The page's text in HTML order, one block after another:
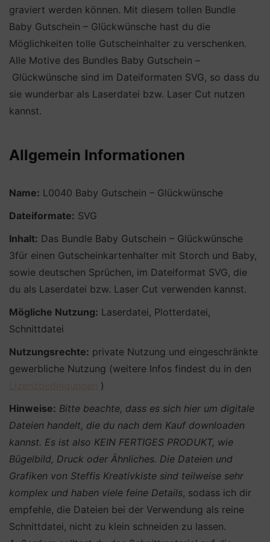
graviert werden können. Mit diesem tollen Bundle
Baby Gutschein – Glückwünsche hast du die
Möglichkeiten tolle Gutscheinhalter zu verschenken.
Alle Motive des Bundles Baby Gutschein –
Glückwünsche sind im Dateiformaten SVG, so dass du
sie wunderbar als Laserdatei bzw. Laser Cut nutzen
kannst.
Allgemein Informationen
Name: L0040 Baby Gutschein – Glückwünsche
Dateiformate: SVG
Inhalt: Das Bundle Baby Gutschein – Glückwünsche
3für einen Gutscheinkartenhalter mit Storch und Baby,
sowie deutschen Sprüchen, im Dateiformat SVG, die
du als Laserdatei bzw. Laser Cut verwenden kannst.
Mögliche Nutzung: Laserdatei, Plotterdatei,
Schnittdatei
Nutzungsrechte: private Nutzung und eingeschränkte
gewerbliche Nutzung (weitere Infos findest du in den
)
Hinweise: Bitte beachte, dass es sich hier um digitale
Dateien handelt, die du nach dem Kauf downloaden
kannst. Es ist also KEIN FERTIGES PRODUKT, wie
Bügelbild, Druck oder Ähnliches. Die Dateien und
Grafiken von Steffis Kreativkiste sind teilweise sehr
komplex und haben viele feine Details, sodass ich dir
empfehle, die Dateien bei der Verwendung als reine
Schnittdatei, nicht zu klein schneiden zu lassen.